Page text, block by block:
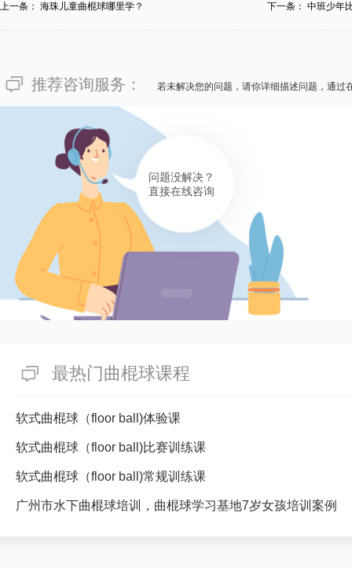
上一条： 海珠儿童曲棍球哪里学？ 下一条： 中班少年
推荐咨询服务： 若未解决您的问题，请你详细描述问题，通过
问题没解决？
直接在线咨询
最热门曲棍球课程
软式曲棍球（floor ball)体验课
软式曲棍球（floor ball)比赛训练课
软式曲棍球（floor ball)常规训练课
广州市水下曲棍球培训，曲棍球学习基地7岁女孩培训案例